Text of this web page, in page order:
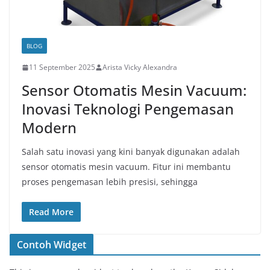
BLOG
11 September 2025 Arista Vicky Alexandra
Sensor Otomatis Mesin Vacuum:
Inovasi Teknologi Pengemasan
Modern
Salah satu inovasi yang kini banyak digunakan adalah
sensor otomatis mesin vacuum. Fitur ini membantu
proses pengemasan lebih presisi, sehingga
Read More
Contoh Widget